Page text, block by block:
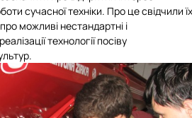
сучасної техніки. Про це свідчили їх
можливі нестандартні і
технології посіву